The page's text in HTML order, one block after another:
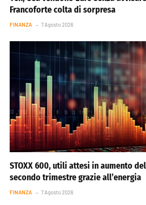
Francoforte colta di sorpresa
FINANZA 7 Agosto 2026
STOXX 600, utili attesi in aumento
secondo trimestre grazie all’energia
FINANZA 7 Agosto 2026